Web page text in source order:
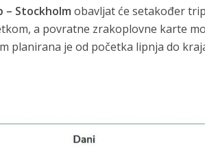
– Stockholmobavljat će setakođer
a povratne zrakoplovne karte
planirana je od početka lipnja do